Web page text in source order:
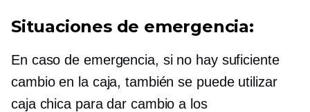
Situaciones de emergencia:
En caso de emergencia, si no hay suficiente
cambio en la caja, también se puede utilizar
caja chica para dar cambio a los